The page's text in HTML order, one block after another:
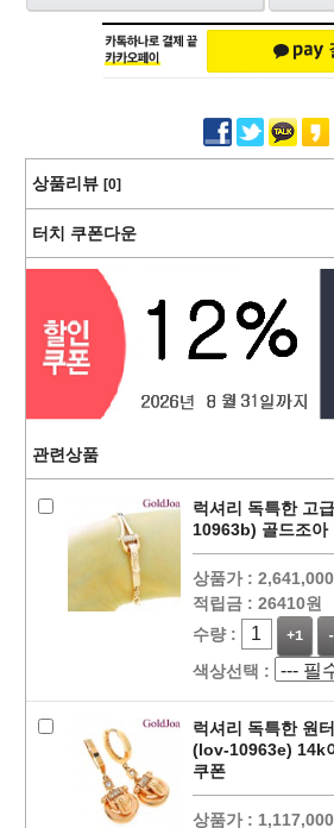
상품리뷰 [0]
터치 쿠폰다운
관련상품
럭셔리 독특한 고
10963b) 골드조아
상품가 :
적립금 : 26410원
수량 :
+1
색상선택 :
럭셔리 독특한 원
(lov-10963e) 14k
쿠폰
상품가 :